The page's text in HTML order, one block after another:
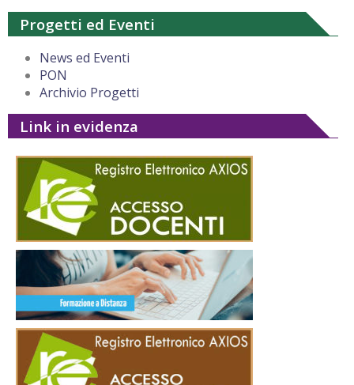
Progetti ed Eventi
News ed Eventi
PON
Archivio Progetti
Link in evidenza